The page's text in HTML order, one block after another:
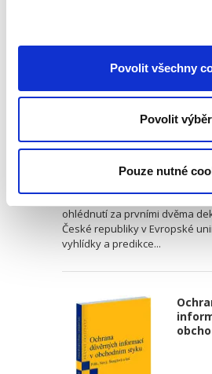
Povolit všechny
Povolit výběr
Pouze nutné
Petr Bříza,Pavlína
890,00 Kč
českého právního řádu? Tato
ohlédnutí za prvními dvěma
České republiky v Evropské
vyhlídky a predikce...